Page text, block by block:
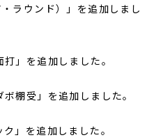
ラウンド）」を追加しまし
」を追加しました。
棚受」を追加しました。
」を追加しました。